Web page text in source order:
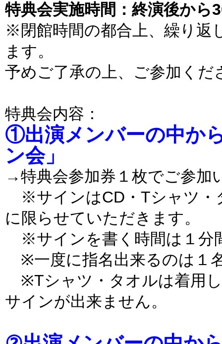
特典会実施時間：終演後から
※閉館時間の都合上、繰り返
ます。
予めご了承の上、ご参加くだ
特典会内容：
①出演メンバーの中か
ン会」
→特典会参加券１枚でご参加
※サインはCD・Tシャツ・
に限らせていただきます。
※サインを書く時間は１分
※一度に指名出来るのは１
※Tシャツ・タオルは着用
サインが出来ません。